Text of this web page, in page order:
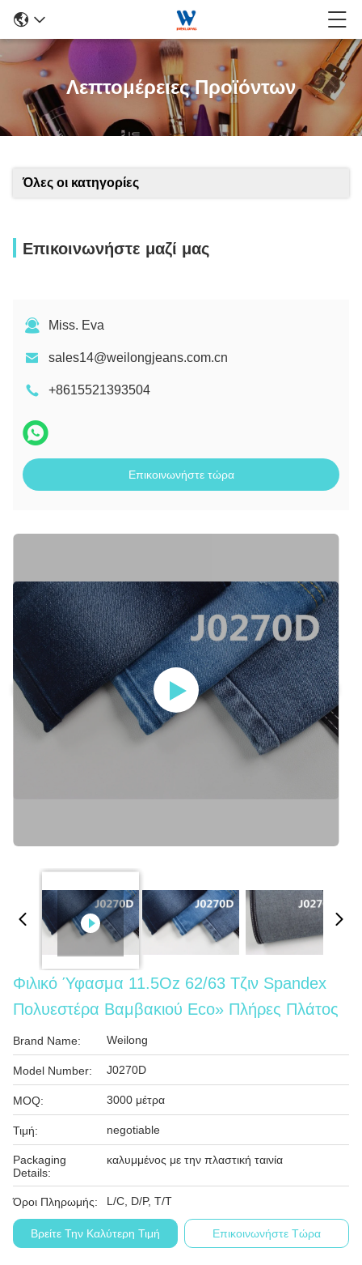
Λεπτομέρειες Προϊόντων
Όλες οι κατηγορίες
Επικοινωνήστε μαζί μας
Miss. Eva
sales14@weilongjeans.com.cn
+8615521393504
Επικοινωνήστε τώρα
Φιλικό Ύφασμα 11.5Oz 62/63 Τζιν Spandex
Πολυεστέρα Βαμβακιού Eco» Πλήρες Πλάτος
Brand Name: Weilong
Model Number: J0270D
MOQ: 3000 μέτρα
Τιμή: negotiable
Packaging
Details:
καλυμμένος με την πλαστική ταινία
Όροι Πληρωμής: L/C, D/P, T/T
Βρείτε Την Καλύτερη Τιμή Επικοινωνήστε Τώρα